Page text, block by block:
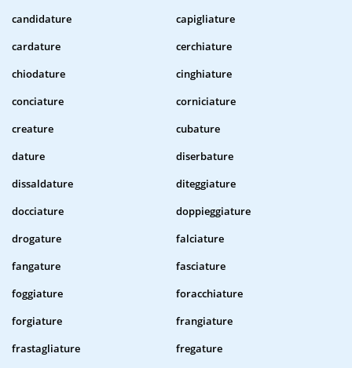
candidature
capigliature
cardature
cerchiature
chiodature
cinghiature
conciature
corniciature
creature
cubature
dature
diserbature
dissaldature
diteggiature
docciature
doppieggiature
drogature
falciature
fangature
fasciature
foggiature
foracchiature
forgiature
frangiature
frastagliature
fregature